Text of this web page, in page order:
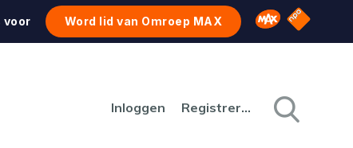
voor Word lid van Omroep MAX Omroep MAX
NPO
Inloggen Registreren